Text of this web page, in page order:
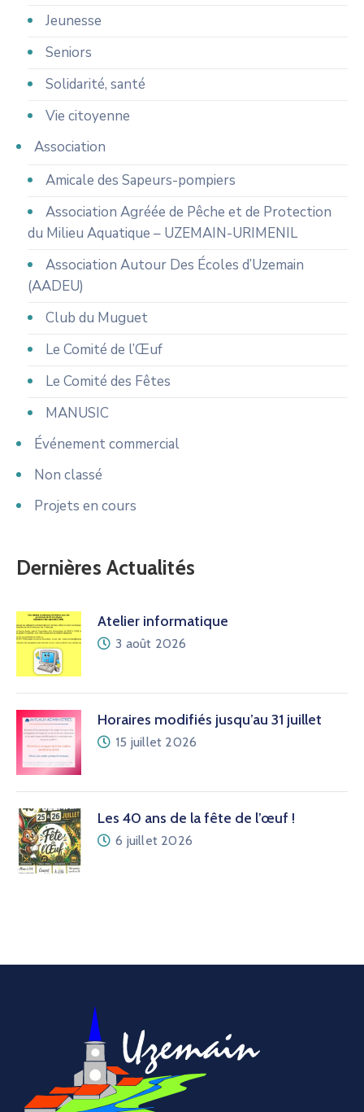
Jeunesse
Seniors
Solidarité, santé
Vie citoyenne
Association
Amicale des Sapeurs-pompiers
Association Agréée de Pêche et de Protection
du Milieu Aquatique – UZEMAIN-URIMENIL
Association Autour Des Écoles d’Uzemain
(AADEU)
Club du Muguet
Le Comité de l’Œuf
Le Comité des Fêtes
MANUSIC
Événement commercial
Non classé
Projets en cours
Dernières Actualités
Atelier informatique
3 août 2026
Horaires modifiés jusqu’au 31 juillet
15 juillet 2026
Les 40 ans de la fête de l’œuf !
6 juillet 2026